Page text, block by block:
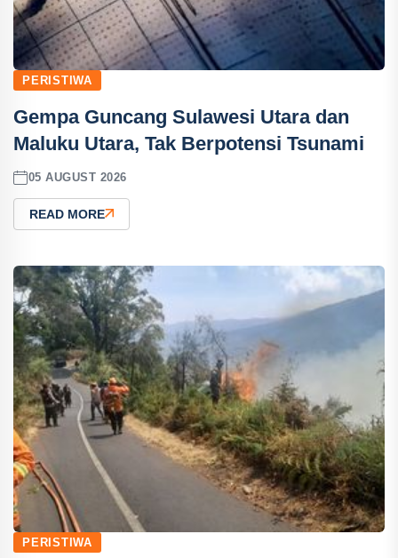
PERISTIWA
Gempa Guncang Sulawesi Utara dan
Maluku Utara, Tak Berpotensi Tsunami
05 AUGUST 2026
READ MORE
PERISTIWA